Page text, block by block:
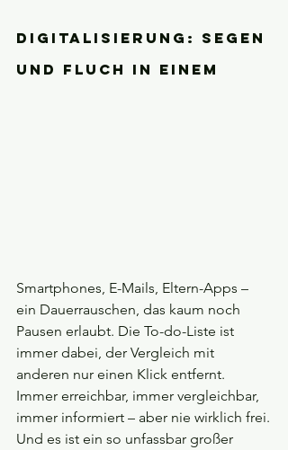
Digitalisierung: Segen
und Fluch in einem
Smartphones, E-Mails, Eltern-Apps –
ein Dauerrauschen, das kaum noch
Pausen erlaubt. Die To-do-Liste ist
immer dabei, der Vergleich mit
anderen nur einen Klick entfernt.
Immer erreichbar, immer vergleichbar,
immer informiert – aber nie wirklich frei.
Und es ist ein so unfassbar großer